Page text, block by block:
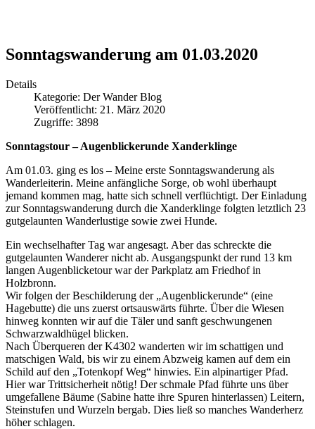
Sonntagswanderung am 01.03.2020
Details
Kategorie: Der Wander Blog
Veröffentlicht: 21. März 2020
Zugriffe: 3898
Sonntagstour – Augenblickerunde Xanderklinge
Am 01.03. ging es los – Meine erste Sonntagswanderung als
Wanderleiterin. Meine anfängliche Sorge, ob wohl überhaupt
jemand kommen mag, hatte sich schnell verflüchtigt. Der Einladung
zur Sonntagswanderung durch die Xanderklinge folgten letztlich 23
gutgelaunten Wanderlustige sowie zwei Hunde.
Ein wechselhafter Tag war angesagt. Aber das schreckte die
gutgelaunten Wanderer nicht ab. Ausgangspunkt der rund 13 km
langen Augenblicketour war der Parkplatz am Friedhof in
Holzbronn.
Wir folgen der Beschilderung der „Augenblickerunde“ (eine
Hagebutte) die uns zuerst ortsauswärts führte. Über die Wiesen
hinweg konnten wir auf die Täler und sanft geschwungenen
Schwarzwaldhügel blicken.
Nach Überqueren der K4302 wanderten wir im schattigen und
matschigen Wald, bis wir zu einem Abzweig kamen auf dem ein
Schild auf den „Totenkopf Weg“ hinwies. Ein alpinartiger Pfad.
Hier war Trittsicherheit nötig! Der schmale Pfad führte uns über
umgefallene Bäume (Sabine hatte ihre Spuren hinterlassen) Leitern,
Steinstufen und Wurzeln bergab. Dies ließ so manches Wanderherz
höher schlagen.